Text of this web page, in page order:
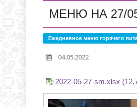
МЕНЮ НА 27/
Ежедневное меню горячего
04.05.2022
2022-05-27-sm.xlsx